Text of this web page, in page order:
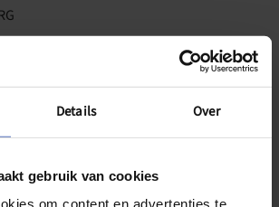
Details Over
gebruik van cookies
om content en advertenties te
het Huisartsenhuys in Bocholt
Kind in Bocholt KP/KO voor kinderen en